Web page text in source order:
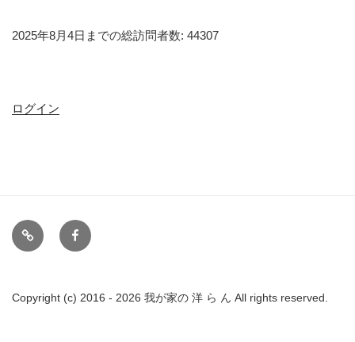
2025年8月4日までの総訪問者数: 44307
ログイン
備
忘
FB
Copyright (c) 2016 - 2026 我が家の 洋 ら ん All rights reserved.